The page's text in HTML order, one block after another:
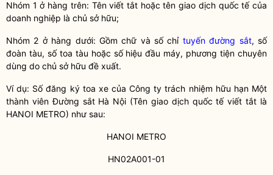
Nhóm 1 ở hàng trên: Tên viết tắt hoặc tên giao dịch quốc tế của
doanh nghiệp là chủ sở hữu;
Nhóm 2 ở hàng dưới: Gồm chữ và số chỉ tuyến đường sắt, số
đoàn tàu, số toa tàu hoặc số hiệu đầu máy, phương tiện chuyên
dùng do chủ sở hữu đề xuất.
Ví dụ: Số đăng ký toa xe của Công ty trách nhiệm hữu hạn Một
thành viên Đường sắt Hà Nội (Tên giao dịch quốc tế viết tắt là
HANOI METRO) như sau:
HANOI METRO
HN02A001-01